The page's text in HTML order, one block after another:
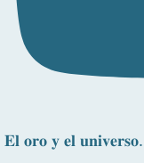
𝐄𝐥 𝐨𝐫𝐨 𝐲 𝐞𝐥